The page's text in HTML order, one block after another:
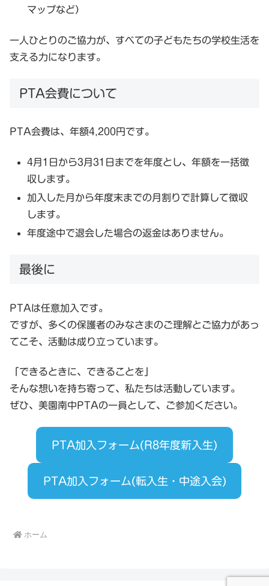
マップなど）
一人ひとりのご協力が、すべての子どもたちの学校生活を
支える力になります。
PTA会費について
PTA会費は、年額4,200円です。
4月1日から3月31日までを年度とし、年額を一括徴
収します。
加入した月から年度末までの月割りで計算して徴収
します。
年度途中で退会した場合の返金はありません。
最後に
PTAは任意加入です。
ですが、多くの保護者のみなさまのご理解とご協力があっ
てこそ、活動は成り立っています。
「できるときに、できることを」
そんな想いを持ち寄って、私たちは活動しています。
ぜひ、美園南中PTAの一員として、ご参加ください。
PTA加入フォーム(R8年度新入生)
PTA加入フォーム(転入生・中途入会)
ホーム